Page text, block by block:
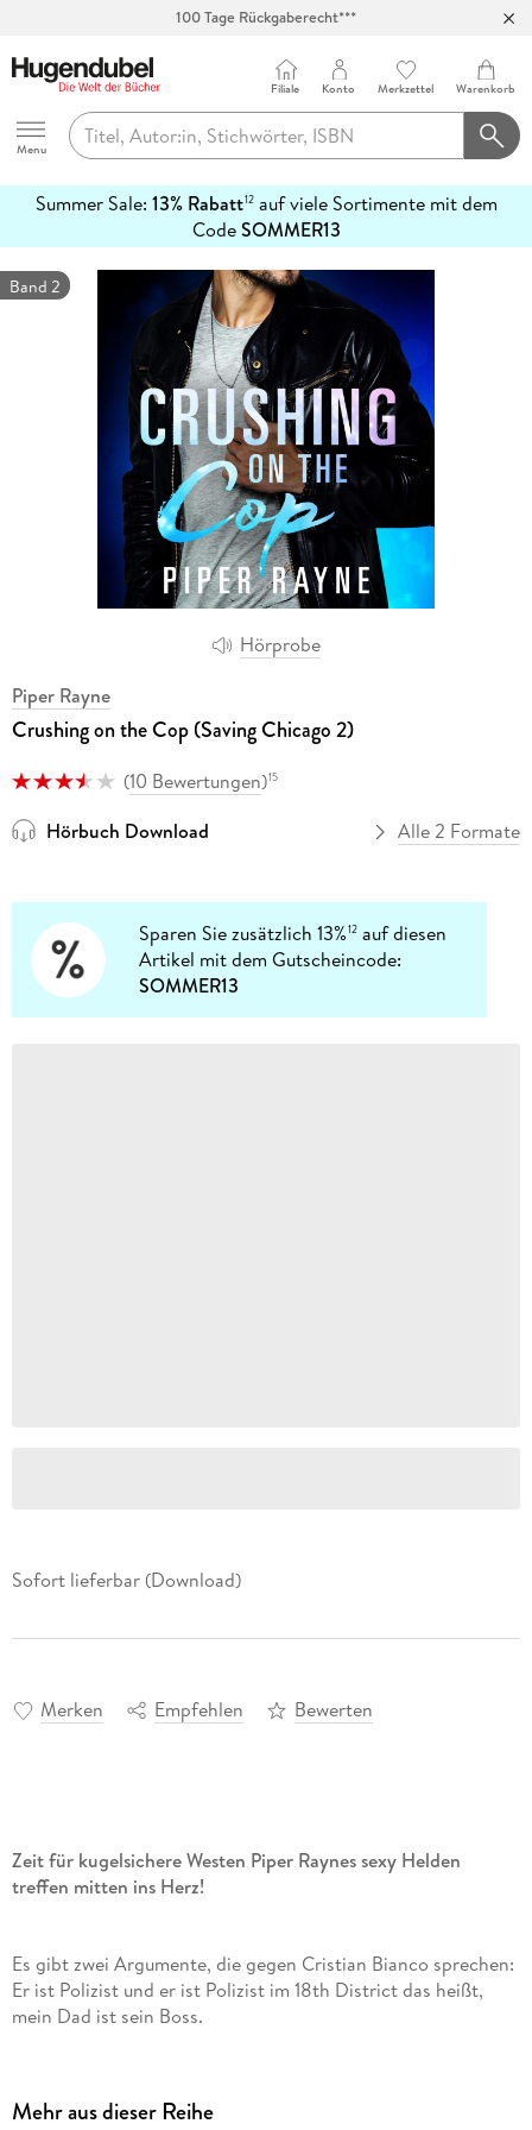
Hugendubel
Menu
Filiale Konto Merkzettel Warenkorb
Summer Sale: 13% Rabatt12auf viele Sortimente mit dem
CodeSOMMER13
erfahren
Hörprobe
Band 2
Piper Rayne
Crushing on the Cop (Saving Chicago 2)
(10 Bewertungen)15
Hörbuch Download Alle 2 Formate
Sparen Sie zusätzlich 13%12 auf diesen
Artikel mit dem Gutscheincode:
SOMMER13
Sofort lieferbar (Download)
Merken Empfehlen Bewerten
Zeit für kugelsichere Westen Piper Raynes sexy Helden
treffen mitten ins Herz!
Es gibt zwei Argumente, die gegen Cristian Bianco sprechen:
Er ist Polizist und er ist Polizist im 18th District das heißt,
mein Dad ist sein Boss.
seiner Beobachtung zu stehen, war mehr, als ich verkraften
Mehr aus dieser Reihe